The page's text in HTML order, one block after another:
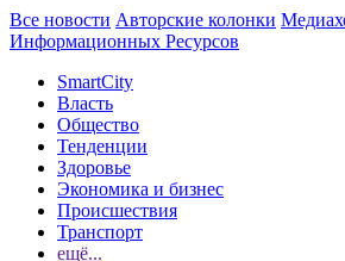
Все новости Авторские колонки
Информационных Ресурсов
SmartCity
Власть
Общество
Тенденции
Здоровье
Экономика и бизнес
Происшествия
Транспорт
ещё...